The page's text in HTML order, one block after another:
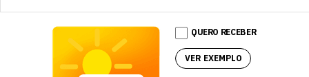
QUERO RECEBER
VER EXEMPLO